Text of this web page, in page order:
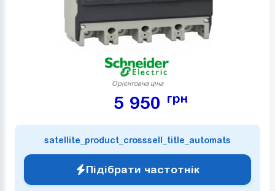
Орієнтовна ціна
5 950 грн
satellite_product_crosssell_title_automats
Підібрати частотнік